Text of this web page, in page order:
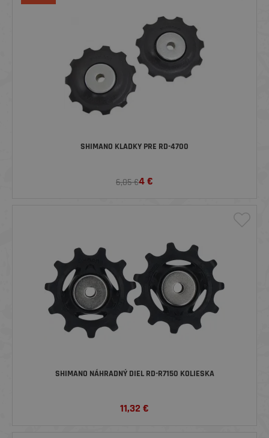
SHIMANO KLADKY PRE RD-4700
6,05 €4€
SHIMANO NÁHRADNÝ DIEL RD-R7150 KOLIESKA
11,32 €